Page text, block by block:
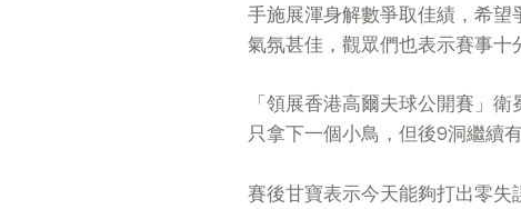
手施展渾身解數爭取佳績，希
氣氛甚佳，觀眾們也表示賽事十
「領展香港高爾夫球公開賽」
只拿下一個小鳥，但後9洞繼續
賽後甘寶表示今天能夠打出零